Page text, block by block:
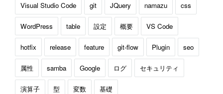
Visual Studio Code git JQuery namazu css
WordPress table 設定 概要 VS Code
hotfix release feature git-flow Plugin seo
属性 samba Google ログ セキュリティ
演算子 型 変数 基礎